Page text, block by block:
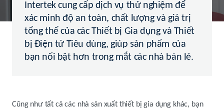
Intertek cung cấp dịch vụ thử nghiệm để
xác minh độ an toàn, chất lượng và giá trị
tổng thể của các Thiết bị Gia dụng và Thiết
bị Điện tử Tiêu dùng, giúp sản phẩm của
bạn nổi bật hơn trong mắt các nhà bán lẻ.
Cũng như tất cả các nhà sản xuất thiết bị gia dụng khác, bạn